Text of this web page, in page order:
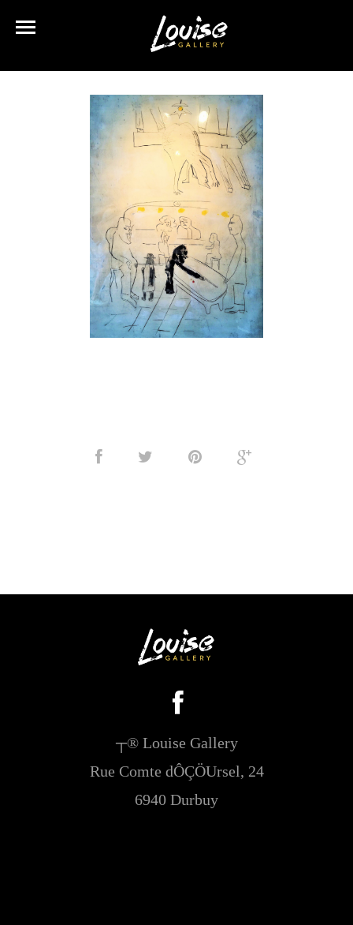
┬® Louise Gallery
Rue Comte dÔÇÖUrsel, 24
6940 Durbuy